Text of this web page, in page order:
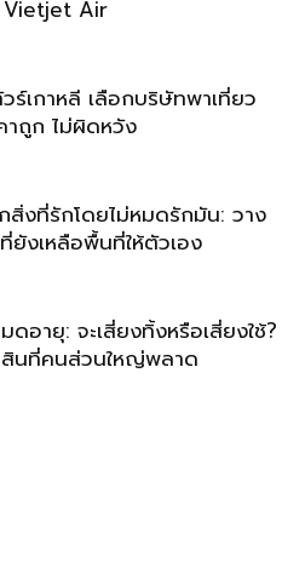
Air
ร์เกาหลี เลือกบริษัทพาเที่ยว
าถูก ไม่ผิดหวัง
สิ่งที่รักโดยไม่หมดรักมัน: วาง
ยังเหลือพื้นที่ให้ตัวเอง
ดอายุ: จะเสี่ยงทิ้งหรือเสี่ยงใช้?
นที่คนส่วนใหญ่พลาด